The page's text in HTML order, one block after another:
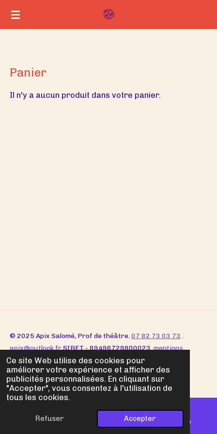
Ce site Web utilise des cookies pour
améliorer votre expérience et afficher des
publicités personnalisées. En cliquant sur
"Accepter", vous consentez à l'utilisation de
tous les cookies.
Refuser Accepter
Passer
Panier
Il n'y a aucun produit dans votre panier.
© 2025 Apix Salomé, Prof de théâtre.07 82 73 03 73 .
apix@outlook.frSIRET - 89496729800023mentions
légales
Propulsé parWebador
E-mail WhatsApp